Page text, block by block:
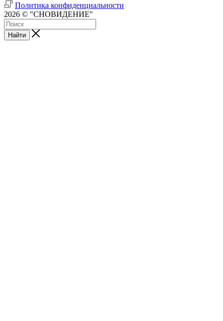
Политика конфиденциальности
2026 © "СНОВИДЕНИЕ"
Найти